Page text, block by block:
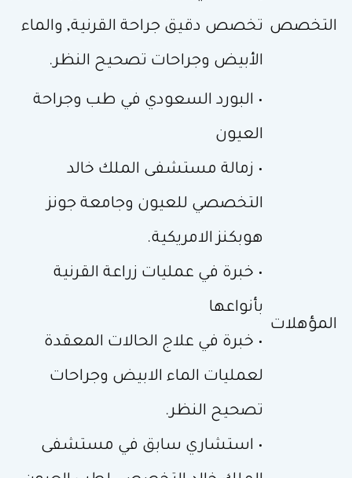
التخصص تخصص دقيق جراحة القرنية, والماء
الأبيض وجراحات تصحيح النظر.
المؤهلات
• البورد السعودي في طب وجراحة
العيون
• زمالة مستشفى الملك خالد
التخصصي للعيون وجامعة جونز
هوبكنز الامريكية.
• خبرة في عمليات زراعة القرنية
بأنواعها
• خبرة في علاج الحالات المعقدة
لعمليات الماء الابيض وجراحات
تصحيح النظر.
• استشاري سابق في مستشفى